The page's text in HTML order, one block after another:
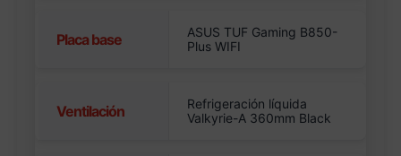
Placa base
ASUS TUF Gaming B850-
Plus WIFI
Ventilación
Refrigeración líquida
Valkyrie-A 360mm Black